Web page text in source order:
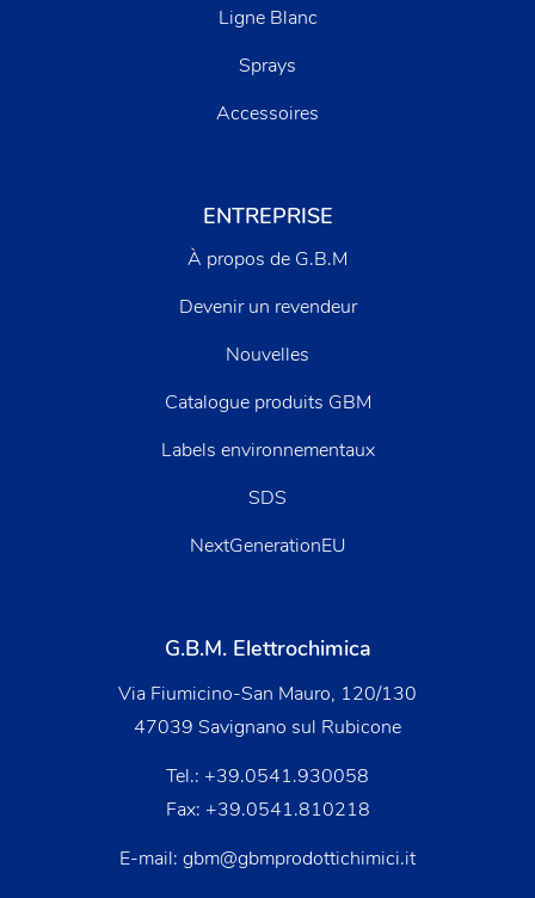
Ligne Blanc
Sprays
Accessoires
ENTREPRISE
À propos de G.B.M
Devenir un revendeur
Nouvelles
Catalogue produits GBM
Labels environnementaux
SDS
NextGenerationEU
G.B.M. Elettrochimica
Via Fiumicino-San Mauro, 120/130
47039 Savignano sul Rubicone
Tel.: +39.0541.930058
Fax: +39.0541.810218
E-mail: gbm@gbmprodottichimici.it